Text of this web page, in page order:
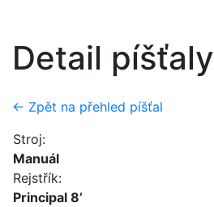
Detail píšťaly
← Zpět na přehled píšťal
Stroj:
Manuál
Rejstřík:
Principal 8’